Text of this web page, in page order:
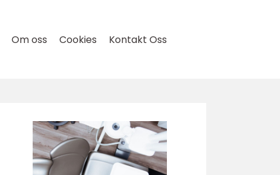
Om oss Cookies Kontakt Oss